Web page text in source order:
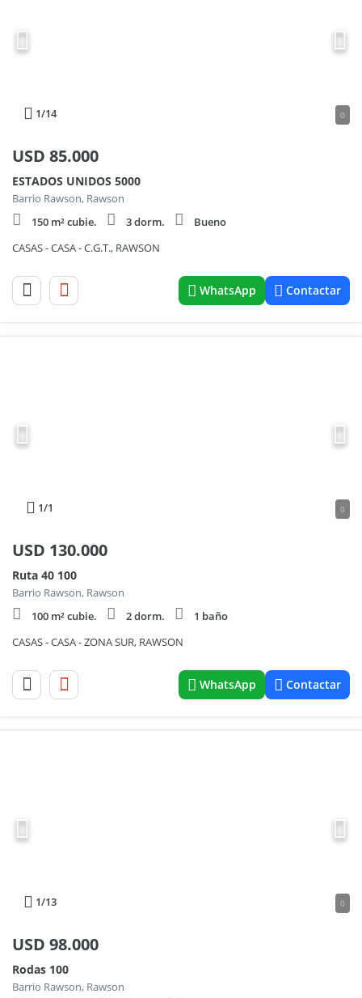
1/14 0
USD 85.000
ESTADOS UNIDOS 5000
Barrio Rawson, Rawson
150 m² cubie.
3 dorm.
Bueno
CASAS - CASA - C.G.T., RAWSON
WhatsApp Contactar
1/1 0
USD 130.000
Ruta 40 100
Barrio Rawson, Rawson
100 m² cubie.
2 dorm.
1 baño
CASAS - CASA - ZONA SUR, RAWSON
WhatsApp Contactar
1/13 0
USD 98.000
Rodas 100
Barrio Rawson, Rawson